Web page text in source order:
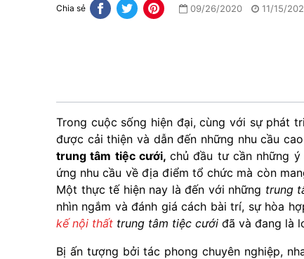
Chia sẻ 09/26/2020 11/15/
Trong cuộc sống hiện đại, cùng với sự phát
được cải thiện và dẫn đến những nhu cầu
trung tâm tiệc cưới, chủ đầu tư cần những
ứng nhu cầu về địa điểm tổ chức mà còn
Một thực tế hiện nay là đến với những trung
nhìn ngắm và đánh giá cách bài trí, sự hòa
kế nội thất trung tâm tiệc cưới đã và đang là
Bị ấn tượng bởi tác phong chuyên nghiệp,